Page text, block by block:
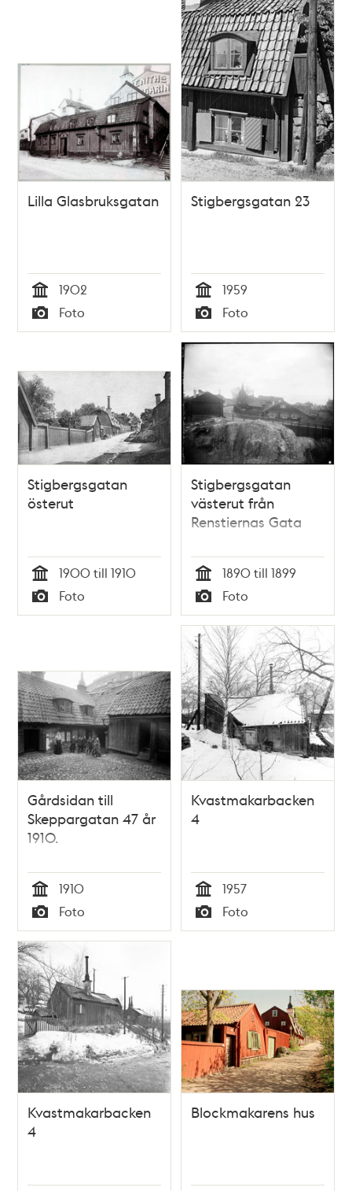
Lilla Glasbruksgatan
Tid
1902
Typ
Foto
Stigbergsgatan 23
Tid
1959
Typ
Foto
Stigbergsgatan
österut
Tid
1900 till 1910
Typ
Foto
Stigbergsgatan
västerut från
Renstiernas Gata
Tid
1890 till 1899
Typ
Foto
Gårdsidan till
Skeppargatan 47 år
1910.
Tid
1910
Typ
Foto
Kvastmakarbacken
4
Tid
1957
Typ
Foto
Kvastmakarbacken
4
Blockmakarens hus